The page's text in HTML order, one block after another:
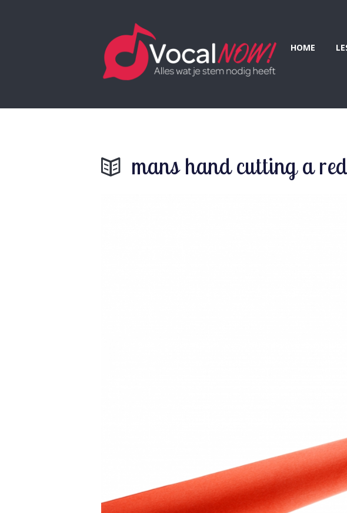
HOME
mans hand cutting a